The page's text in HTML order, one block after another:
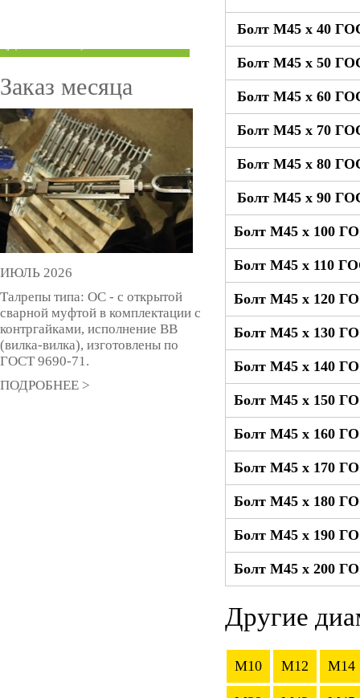
Болт М45 x 40
Болт М45 x 50
Болт М45 x 60
Болт М45 x 70
Болт М45 x 80
Болт М45 x 90
Болт М45 x 100
Болт М45 x 110
Болт М45 x 120
Болт М45 x 130
Болт М45 x 140
Болт М45 x 150
Болт М45 x 160
Болт М45 x 170
Болт М45 x 180
Болт М45 x 190
Болт М45 x 200
Другие
M10 M12 M14
Заказ месяца
ИЮЛЬ 2026
Талрепы типа: ОС - с открытой
сварной муфтой в комплектации с
контргайками, исполнение ВВ
(вилка-вилка), изготовлены по
ГОСТ 9690-71.
ПОДРОБНЕЕ >